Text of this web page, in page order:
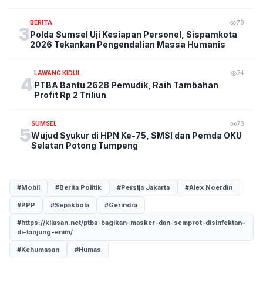
3
BERITA 78
Polda Sumsel Uji Kesiapan Personel, Sispamkota
2026 Tekankan Pengendalian Massa Humanis
4
LAWANG KIDUL 74
PTBA Bantu 2628 Pemudik, Raih Tambahan
Profit Rp 2 Triliun
5
SUMSEL 73
Wujud Syukur di HPN Ke-75, SMSI dan Pemda OKU
Selatan Potong Tumpeng
#Mobil #Berita Politik #Persija Jakarta #Alex Noerdin
#PPP #Sepakbola #Gerindra
#https://kilasan.net/ptba-bagikan-masker-dan-semprot-disinfektan-
di-tanjung-enim/
#Kehumasan #Humas